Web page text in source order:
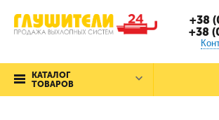
+38
+38
КАТАЛОГ
ТОВАРОВ